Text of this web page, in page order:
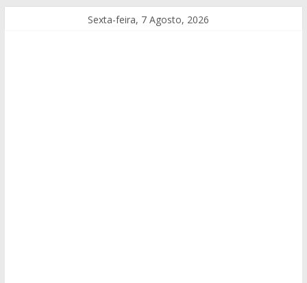
Sexta-feira, 7 Agosto, 2026